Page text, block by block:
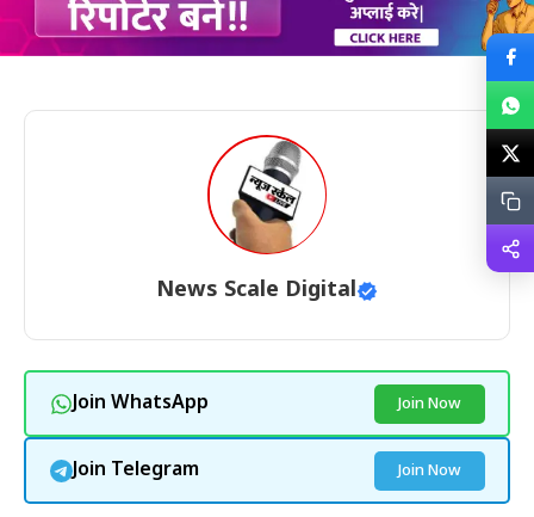
News Scale Digital
Join WhatsApp Join Now
Join Telegram Join Now